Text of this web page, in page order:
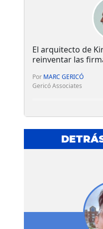
El arquitecto de
reinventar las
Por MARC GERICÓ
Gericó Associates